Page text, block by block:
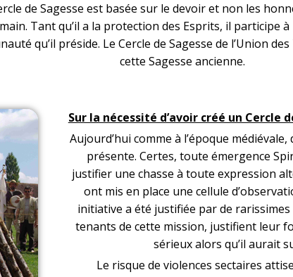
de Sagesse est basée sur le devoir et non les
Tant qu’il a la protection des Esprits, il participe
qu’il préside. Le Cercle de Sagesse de l’Union
cette Sagesse ancienne.
Sur la nécessité d’avoir créé un Cercle
Aujourd’hui comme à l’époque
présente. Certes, toute émergence
justifier une chasse à toute expression
ont mis en place une cellule
initiative a été justifiée par de rarissimes
tenants de cette mission, justifient leur
sérieux alors qu’il aurait
Le risque de violences sectaires